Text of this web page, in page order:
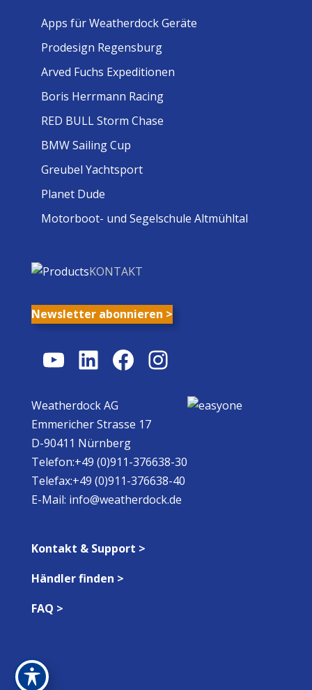
Apps für Weatherdock Geräte
Prodesign Regensburg
Arved Fuchs Expeditionen
Boris Herrmann Racing
RED BULL Storm Chase
BMW Sailing Cup
Greubel Yachtsport
Planet Dude
Motorboot- und Segelschule Altmühltal
KONTAKT
Newsletter abonnieren >
YouTube
LinkedIn
Facebook
Instagram
Weatherdock AG
Emmericher Strasse 17
D-90411 Nürnberg
Telefon:+49 (0)911-376638-30
Telefax:+49 (0)911-376638-40
E-Mail: info@weatherdock.de
Kontakt & Support >
Händler finden >
FAQ >